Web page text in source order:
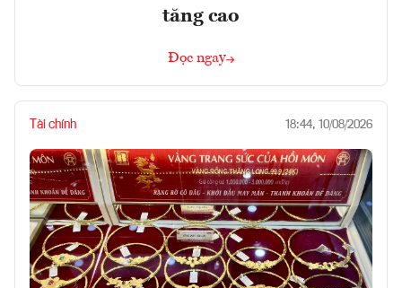
tăng cao
Đọc ngay
Tài chính 18:44, 10/08/2026